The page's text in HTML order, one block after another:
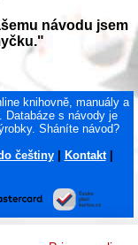
návodu jsem
knihovně, manuály a
s návody je
Sháníte návod?
češtiny| Kontakt